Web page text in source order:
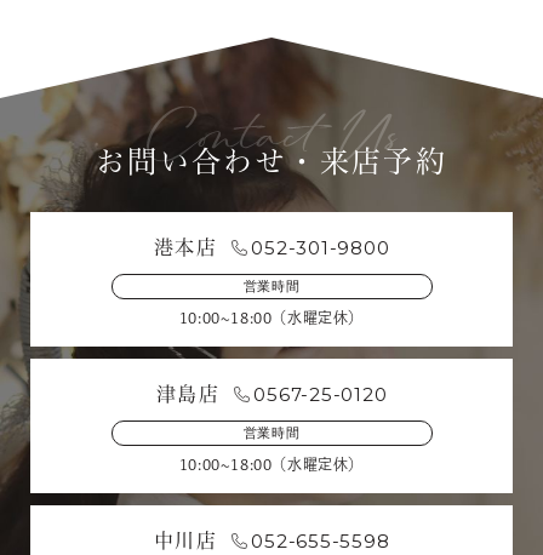
お問い合わせ・来店予約
港本店 052-301-9800
営業時間
10:00~18:00（水曜定休）
津島店 0567-25-0120
営業時間
10:00~18:00（水曜定休）
中川店 052-655-5598